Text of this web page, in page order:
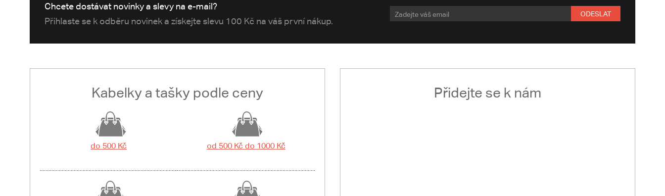
Chcete dostávat novinky a slevy na e-mail?
Přihlaste se k odběru novinek a získejte slevu 100 Kč na váš první nákup.
ODESLAT
Kabelky a tašky podle ceny
do 500 Kč od 500 Kč do 1000 Kč
Přidejte se k nám